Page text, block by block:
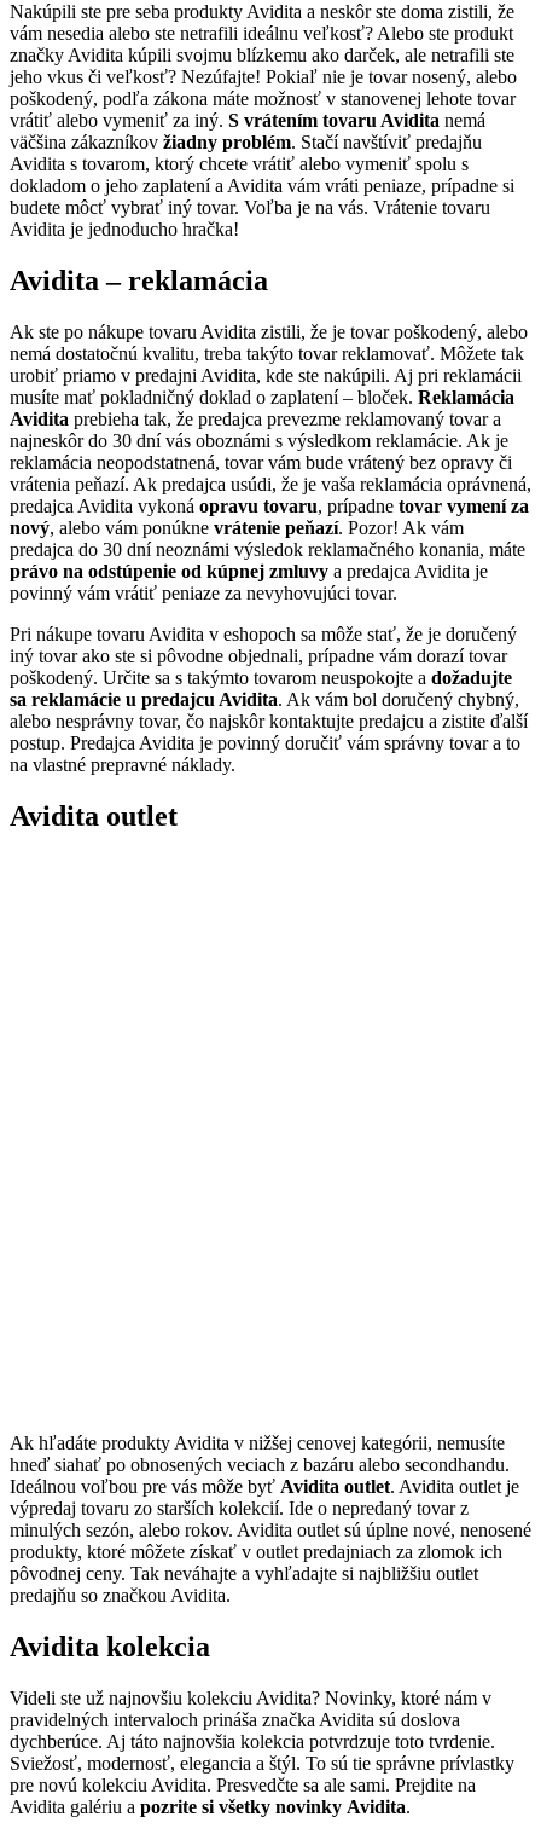
Nakúpili ste pre seba produkty Avidita a neskôr ste doma zistili, že
vám nesedia alebo ste netrafili ideálnu veľkosť? Alebo ste produkt
značky Avidita kúpili svojmu blízkemu ako darček, ale netrafili ste
jeho vkus či veľkosť? Nezúfajte! Pokiaľ nie je tovar nosený, alebo
poškodený, podľa zákona máte možnosť v stanovenej lehote tovar
vrátiť alebo vymeniť za iný. S vrátením tovaru Avidita nemá
väčšina zákazníkov žiadny problém. Stačí navštíviť predajňu
Avidita s tovarom, ktorý chcete vrátiť alebo vymeniť spolu s
dokladom o jeho zaplatení a Avidita vám vráti peniaze, prípadne si
budete môcť vybrať iný tovar. Voľba je na vás. Vrátenie tovaru
Avidita je jednoducho hračka!
Avidita – reklamácia
Ak ste po nákupe tovaru Avidita zistili, že je tovar poškodený, alebo
nemá dostatočnú kvalitu, treba takýto tovar reklamovať. Môžete tak
urobiť priamo v predajni Avidita, kde ste nakúpili. Aj pri reklamácii
musíte mať pokladničný doklad o zaplatení – bloček. Reklamácia
Avidita prebieha tak, že predajca prevezme reklamovaný tovar a
najneskôr do 30 dní vás oboznámi s výsledkom reklamácie. Ak je
reklamácia neopodstatnená, tovar vám bude vrátený bez opravy či
vrátenia peňazí. Ak predajca usúdi, že je vaša reklamácia oprávnená,
predajca Avidita vykoná opravu tovaru, prípadne tovar vymení za
nový, alebo vám ponúkne vrátenie peňazí. Pozor! Ak vám
predajca do 30 dní neoznámi výsledok reklamačného konania, máte
právo na odstúpenie od kúpnej zmluvy a predajca Avidita je
povinný vám vrátiť peniaze za nevyhovujúci tovar.
Pri nákupe tovaru Avidita v eshopoch sa môže stať, že je doručený
iný tovar ako ste si pôvodne objednali, prípadne vám dorazí tovar
poškodený. Určite sa s takýmto tovarom neuspokojte a dožadujte
sa reklamácie u predajcu Avidita. Ak vám bol doručený chybný,
alebo nesprávny tovar, čo najskôr kontaktujte predajcu a zistite ďalší
postup. Predajca Avidita je povinný doručiť vám správny tovar a to
na vlastné prepravné náklady.
Avidita outlet
Ak hľadáte produkty Avidita v nižšej cenovej kategórii, nemusíte
hneď siahať po obnosených veciach z bazáru alebo secondhandu.
Ideálnou voľbou pre vás môže byť Avidita outlet. Avidita outlet je
výpredaj tovaru zo starších kolekcií. Ide o nepredaný tovar z
minulých sezón, alebo rokov. Avidita outlet sú úplne nové, nenosené
produkty, ktoré môžete získať v outlet predajniach za zlomok ich
pôvodnej ceny. Tak neváhajte a vyhľadajte si najbližšiu outlet
predajňu so značkou Avidita.
Avidita kolekcia
Videli ste už najnovšiu kolekciu Avidita? Novinky, ktoré nám v
pravidelných intervaloch prináša značka Avidita sú doslova
dychberúce. Aj táto najnovšia kolekcia potvrdzuje toto tvrdenie.
Sviežosť, modernosť, elegancia a štýl. To sú tie správne prívlastky
pre novú kolekciu Avidita. Presvedčte sa ale sami. Prejdite na
Avidita galériu a pozrite si všetky novinky Avidita.